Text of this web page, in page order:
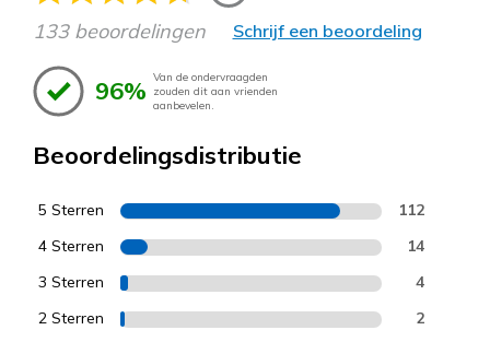
133 beoordelingen Schrijf een beoordeling
96% Van de ondervraagden
zouden dit aan vrienden
aanbevelen.
Beoordelingsdistributie
5 Sterren 112
4 Sterren 14
3 Sterren 4
2 Sterren 2